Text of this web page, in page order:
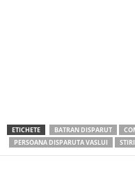
ETICHETE BATRAN DISPARUT
PERSOANA DISPARUTA VASLUI